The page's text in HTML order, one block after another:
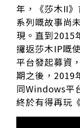
年，《莎木II
系列嘅故事尚
現。直到2015
攞返莎木IP嘅
平台發起募資
期之後，
同Windows平
終於有得再玩